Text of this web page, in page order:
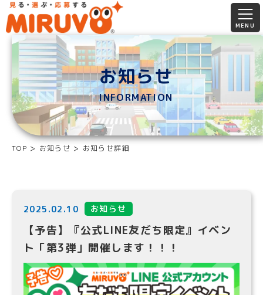
お知らせ
INFORMATION
TOP お知らせ お知らせ詳細
2025.02.10 お知らせ
【予告】『公式LINE友だち限定』イベン
ト「第3弾」開催します！！！